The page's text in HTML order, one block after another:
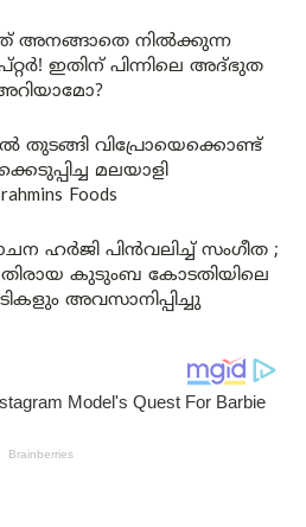
അനങ്ങാതെ നില്‍ക്കുന്ന
ഇതിന് പിന്നിലെ അദ്ഭുത
തുടങ്ങി വിപ്രോയെക്കൊണ്ട്
മലയാളി
Foods
ഹർജി പിൻവലിച്ച് സംഗീത ;
കുടുംബ കോടതിയിലെ
അവസാനിപ്പിച്ചു